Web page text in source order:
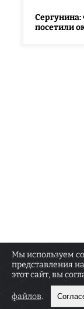
Сергунина:
посетили
18+
Мы используем
представления
этот сайт, вы
файлов.